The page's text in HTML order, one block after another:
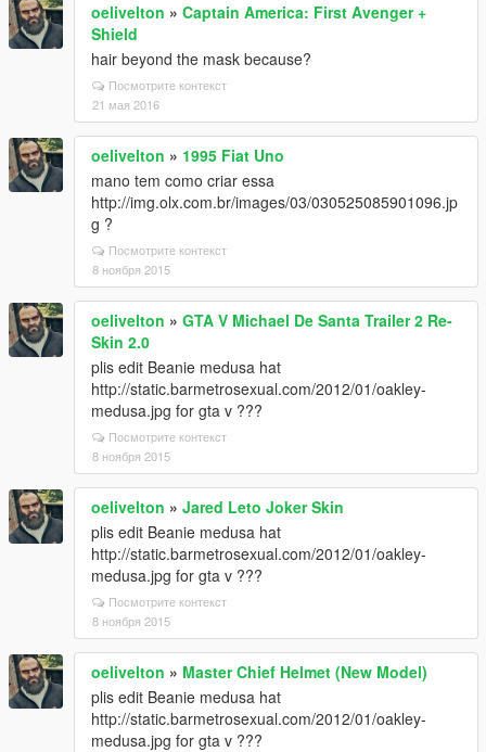
oelivelton » Captain America: First Avenger +
Shield
hair beyond the mask because?
Посмотрите контекст
21 мая 2016
oelivelton » 1995 Fiat Uno
mano tem como criar essa
http://img.olx.com.br/images/03/030525085901096.jp
g ?
Посмотрите контекст
8 ноября 2015
oelivelton » GTA V Michael De Santa Trailer 2 Re-
Skin 2.0
plis edit Beanie medusa hat
http://static.barmetrosexual.com/2012/01/oakley-
medusa.jpg for gta v ???
Посмотрите контекст
8 ноября 2015
oelivelton » Jared Leto Joker Skin
plis edit Beanie medusa hat
http://static.barmetrosexual.com/2012/01/oakley-
medusa.jpg for gta v ???
Посмотрите контекст
8 ноября 2015
oelivelton » Master Chief Helmet (New Model)
plis edit Beanie medusa hat
http://static.barmetrosexual.com/2012/01/oakley-
medusa.jpg for gta v ???